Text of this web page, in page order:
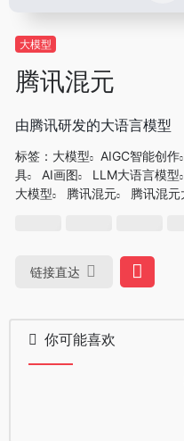
大模型
腾讯混元
由腾讯研发的大语言模型
标签： 大模型 AIGC智能创作
具
AI画图 LLM大语言模型
大模型
腾讯混元 腾讯混元
链接直达
你可能喜欢